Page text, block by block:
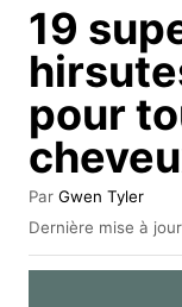
19
pour
Par A
u
e
Gwen Tyler
P
u
b
Dernière mise à